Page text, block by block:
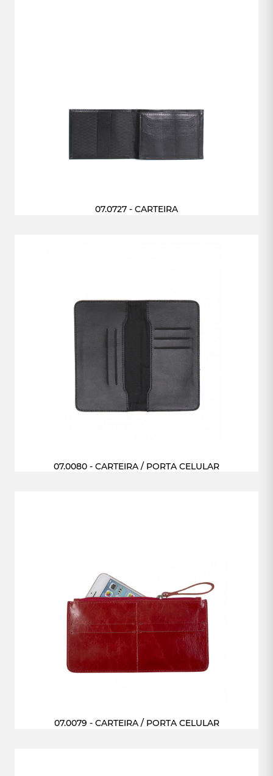
07.0727 - CARTEIRA
07.0080 - CARTEIRA / PORTA CELULAR
07.0079 - CARTEIRA / PORTA CELULAR